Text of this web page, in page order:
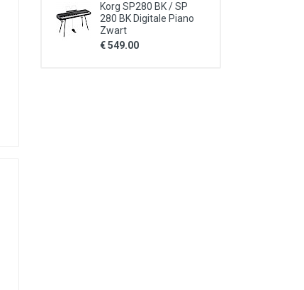
Korg SP280 BK / SP
280 BK Digitale Piano
Zwart
€ 549.00